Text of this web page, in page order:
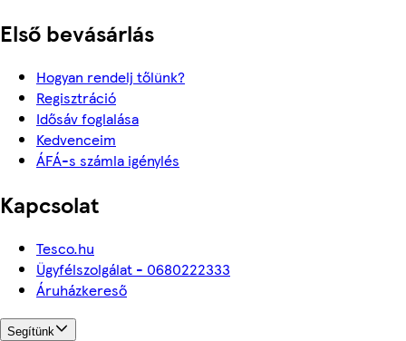
Első bevásárlás
Hogyan rendelj tőlünk?
Regisztráció
Idősáv foglalása
Kedvenceim
ÁFÁ-s számla igénylés
Kapcsolat
Tesco.hu
Ügyfélszolgálat - 0680222333
Áruházkereső
Segítünk